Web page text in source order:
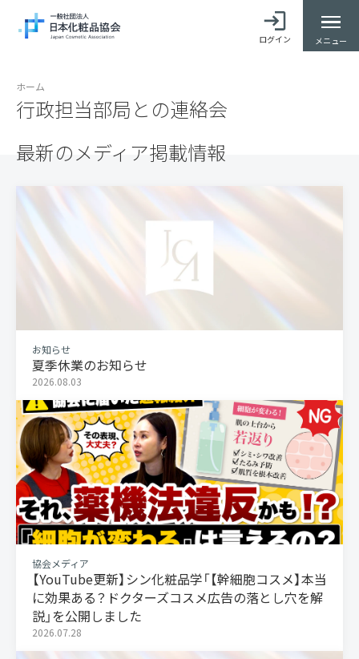
ログイン メニュー
ホーム
行政担当部局との連絡会
最新のメディア掲載情報
お知らせ
夏季休業のお知らせ
2026.08.03
協会メディア
【YouTube更新】シン化粧品学「【幹細胞コスメ】本当
に効果ある？ドクターズコスメ広告の落とし穴を解
説」を公開しました
2026.07.28